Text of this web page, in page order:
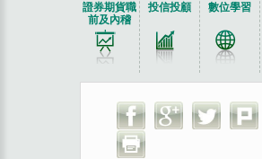
證券期貨職
前及內稽
投信投顧 數位學習